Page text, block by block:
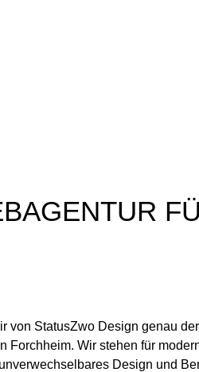
von StatusZwo Design genau
Forchheim. Wir stehen für
Design und